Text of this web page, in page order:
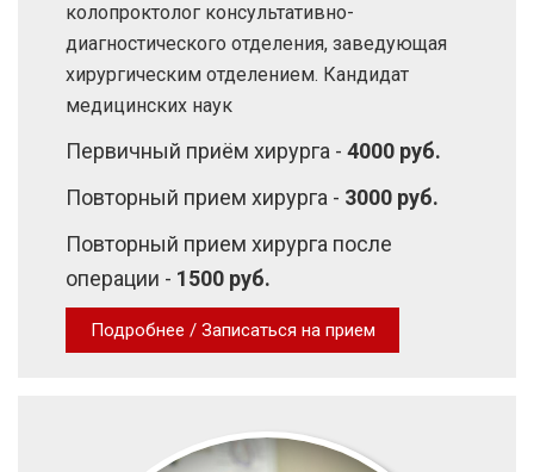
колопроктолог консультативно-
диагностического отделения, заведующая
хирургическим отделением. Кандидат
медицинских наук
Первичный приём хирурга - 4000 руб.
Повторный прием хирурга - 3000 руб.
Повторный прием хирурга после
операции - 1500 руб.
Подробнее / Записаться на прием